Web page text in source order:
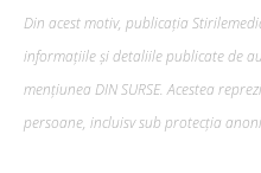
Din acest motiv, publicația
informațiile și detaliile publicate de
mențiunea DIN SURSE. Acestea
persoane, incluisv sub protecția